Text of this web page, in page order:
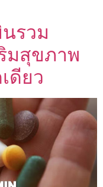
รวม
มสุขภาพ
ดียว